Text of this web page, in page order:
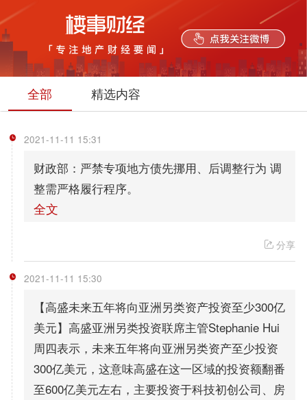
央行：全面降准0.5个百分点 释放长期资金约1万亿元
全部 精选内容
2021-11-11 15:31
财政部：严禁专项地方债先挪用、后调整行为 调
整需严格履行程序。
全文
分享
2021-11-11 15:30
【高盛未来五年将向亚洲另类资产投资至少300亿
美元】高盛亚洲另类投资联席主管Stephanie Hui
周四表示，未来五年将向亚洲另类资产至少投资
300亿美元，这意味高盛在这一区域的投资额翻番
至600亿美元左右，主要投资于科技初创公司、房